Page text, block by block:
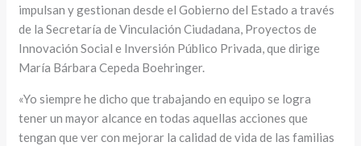
impulsan y gestionan desde el Gobierno del Estado a través
de la Secretaría de Vinculación Ciudadana, Proyectos de
Innovación Social e Inversión Público Privada, que dirige
María Bárbara Cepeda Boehringer.
«Yo siempre he dicho que trabajando en equipo se logra
tener un mayor alcance en todas aquellas acciones que
tengan que ver con mejorar la calidad de vida de las familias